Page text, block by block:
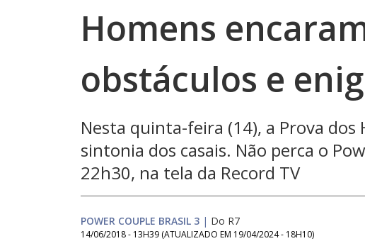
Homens
obstáculos e
Nesta quinta-feira (14), a Prova
sintonia dos casais. Não perca o
22h30, na tela da Record TV
POWER COUPLE BRASIL 3 | Do R7
14/06/2018 - 13H39 (ATUALIZADO EM 19/04/2024 - 18H10)